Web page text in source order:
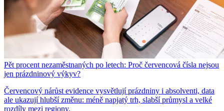
Pět procent nezaměstnaných po letech: Proč červencová čísla nejsou
jen prázdninový výkyv?
Červencový nárůst evidence vysvětlují prázdniny i absolventi, data
ale ukazují hlubší změnu: méně napjatý trh, slabší průmysl a velké
rozdíly mezi regiony.